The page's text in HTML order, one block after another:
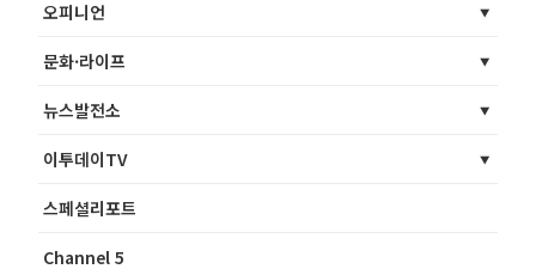
오피니언
문화·라이프
뉴스발전소
이투데이TV
스페셜리포트
Channel 5